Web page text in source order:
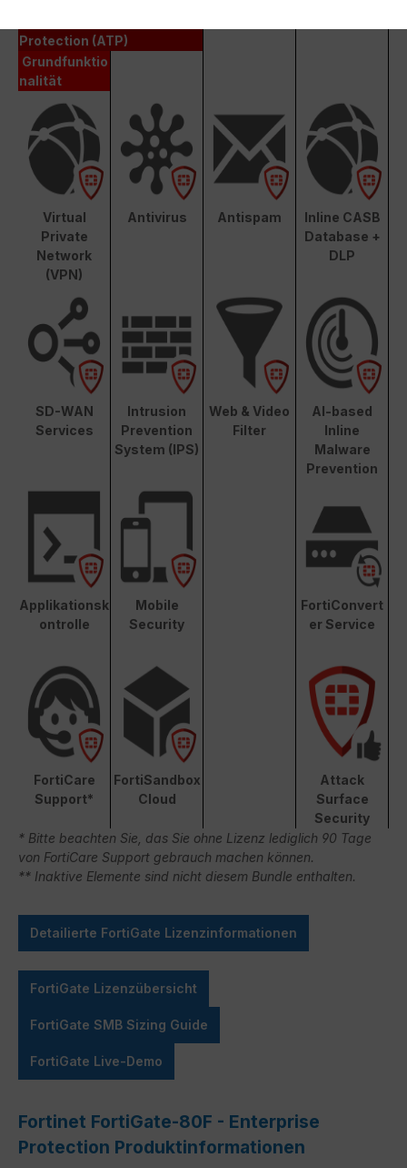
Protection (ATP)
Grundfunktio
nalität
Virtual
Private
Network
(VPN)
Antivirus Antispam
Inline CASB
Database +
DLP
SD-WAN
Services
Intrusion
Prevention
System (IPS)
Web & Video
Filter
AI-based
Inline
Malware
Prevention
Applikationsk
ontrolle
Mobile
Security
FortiConvert
er Service
FortiCare
Support*
FortiSandbox
Cloud
Attack
Surface
Security
* Bitte beachten Sie, das Sie ohne Lizenz lediglich 90 Tage
von FortiCare Support gebrauch machen können.
** Inaktive Elemente sind nicht diesem Bundle enthalten.
Detailierte FortiGate Lizenzinformationen
FortiGate Lizenzübersicht
FortiGate SMB Sizing Guide
FortiGate Live-Demo
Fortinet FortiGate-80F - Enterprise
Protection Produktinformationen